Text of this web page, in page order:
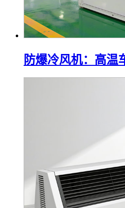
防爆冷风机：高温